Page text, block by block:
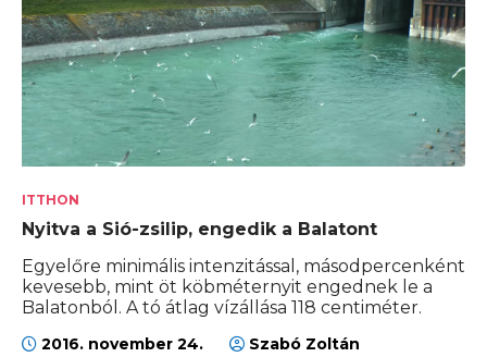
ITTHON
Nyitva a Sió-zsilip, engedik a Balatont
Egyelőre minimális intenzitással, másodpercenként
kevesebb, mint öt köbméternyit engednek le a
Balatonból. A tó átlag vízállása 118 centiméter.
2016. november 24. Szabó Zoltán